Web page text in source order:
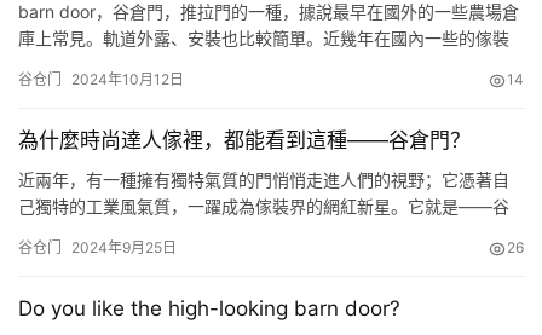
barn door，谷倉門，推拉門的一種，據說最早在國外的一些農場倉
庫上常見。軌道外露、安裝也比較簡單。近幾年在國內一些的傢裝
間這種，需要安靜、隔音、隔氣味的地方最好還是安裝平開門。 1 2
谷仓门 2024年10月12日 14
為什麼時尚達人傢裡，都能看到這種——谷倉門？
近兩年，有一種擁有獨特氣質的門悄悄走進人們的視野；它憑著自
己獨特的工業風氣質，一躍成為傢裝界的網紅新星。它就是——谷
的背後，你對這種門瞭解多少呢？ 今天，芝妹就為大傢詳細盤點谷
是國外農場的倉庫門，屬於推拉門的一種，它滑軌外露…
谷仓门 2024年9月25日 26
Do you like the high-looking barn door?